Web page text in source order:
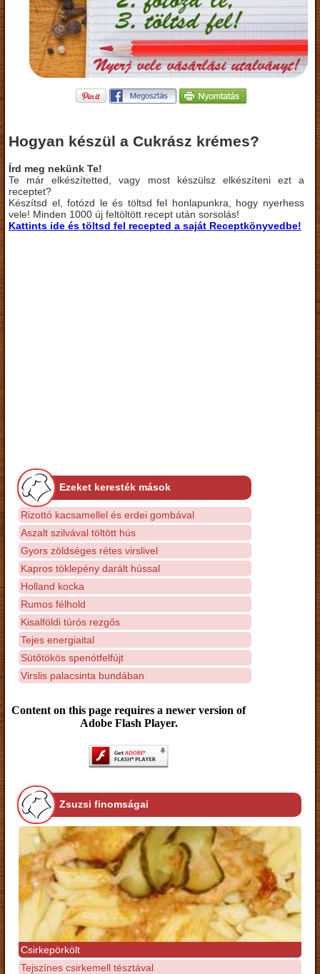
Hogyan készül a Cukrász krémes?
Írd meg nekünk Te!
Te már elkészítetted, vagy most készülsz elkészíteni ezt a
receptet?
Készítsd el, fotózd le és töltsd fel honlapunkra, hogy nyerhess
vele! Minden 1000 új feltöltött recept után sorsolás!
Kattints ide és töltsd fel recepted a saját Receptkönyvedbe!
Ezeket keresték mások
Rizottó kacsamellel és erdei gombával
Aszalt szilvával töltött hús
Gyors zöldséges rétes virslivel
Kapros töklepény darált hússal
Holland kocka
Rumos félhold
Kisalföldi túrós rezgős
Tejes energiaital
Sütőtökös spenótfelfújt
Virslis palacsinta bundában
Content on this page requires a newer version of
Adobe Flash Player.
Zsuzsi finomságai
Csirkepörkölt
Tejszínes csirkemell tésztával